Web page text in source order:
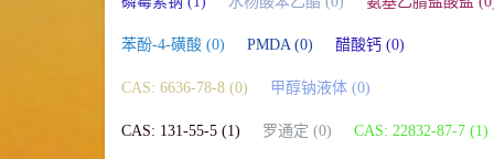
苯酚-4-磺酸 (0) PMDA (0) 醋酸钙 (0)
CAS: 6636-78-8 (0) 甲醇钠液体 (0)
CAS: 131-55-5 (1) 罗通定 (0) CAS: 22832-87-7 (1)